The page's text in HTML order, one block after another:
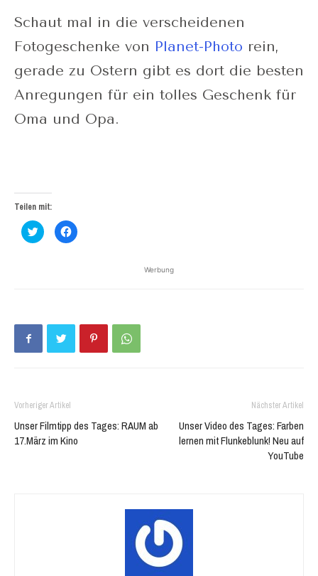
Schaut mal in die verscheidenen
Fotogeschenke von Planet-Photo rein,
gerade zu Ostern gibt es dort die besten
Anregungen für ein tolles Geschenk für
Oma und Opa.
Teilen mit:
Klick,
um
Klick,
um
Werbung
Vorheriger Artikel
Unser Filmtipp des Tages: RAUM ab
17.März im Kino
Nächster Artikel
Unser Video des Tages: Farben
lernen mit Flunkeblunk! Neu auf
YouTube